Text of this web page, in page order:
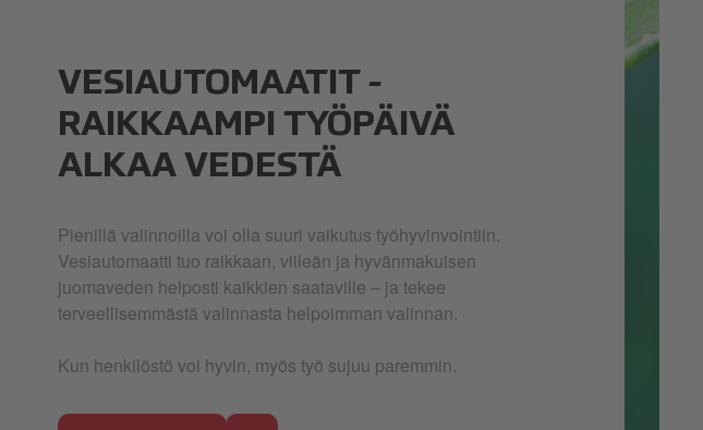
VESIAUTOMAATIT -
RAIKKAAMPI TYÖPÄIVÄ
ALKAA VEDESTÄ
Pienillä valinnoilla voi olla suuri vaikutus työhyvinvointiin.
Vesiautomaatti tuo raikkaan, viileän ja hyvänmakuisen
juomaveden helposti kaikkien saataville – ja tekee
terveellisemmästä valinnasta helpoimman valinnan.
Kun henkilöstö voi hyvin, myös työ sujuu paremmin.